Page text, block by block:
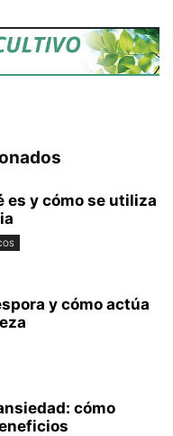
es y cómo se utiliza
y cómo actúa
cómo